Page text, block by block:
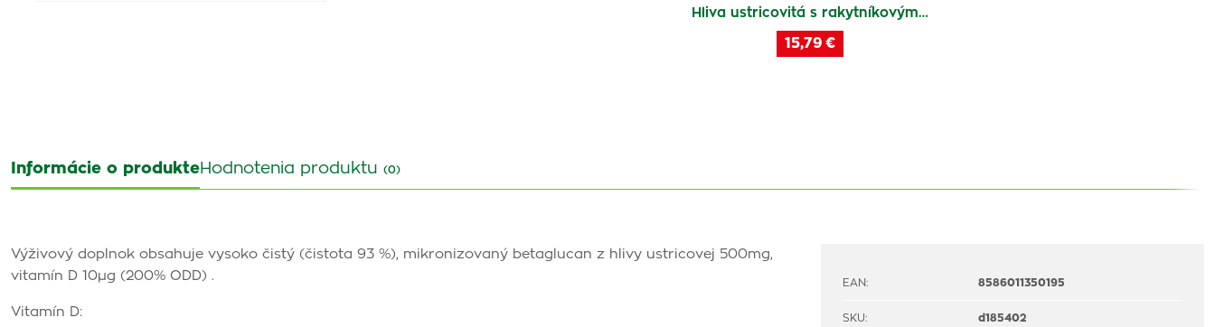
Hliva ustricovitá s rakytníkovým…
15,79 €
Informácie o produkteHodnotenia produktu (0)
Výživový doplnok obsahuje vysoko čistý (čistota 93 %), mikronizovaný betaglucan z hlivy ustricovej 500mg,
vitamín D 10µg (200% ODD) .
Vitamín D:
EAN: 8586011350195
SKU: d185402